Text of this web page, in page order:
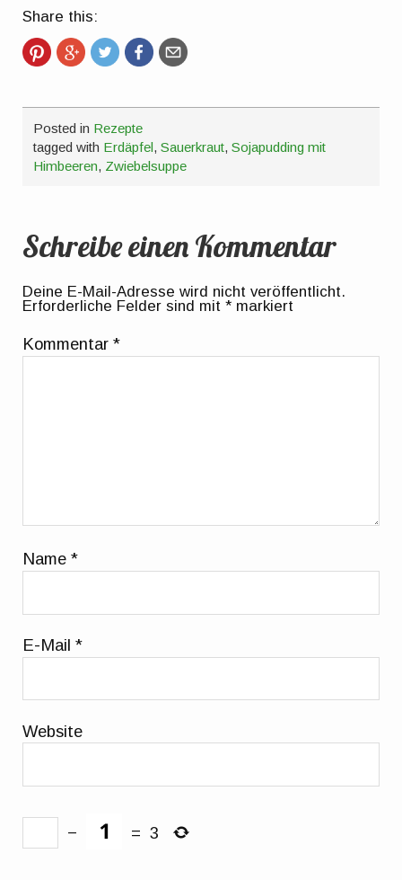
Share this:
Posted in Rezepte
tagged with Erdäpfel,Sauerkraut,Sojapudding mit
Himbeeren, Zwiebelsuppe
Schreibe einen Kommentar
Deine E-Mail-Adresse wird nicht veröffentlicht.
Erforderliche Felder sind mit* markiert
Kommentar*
Name*
E-Mail*
Website
− = 3